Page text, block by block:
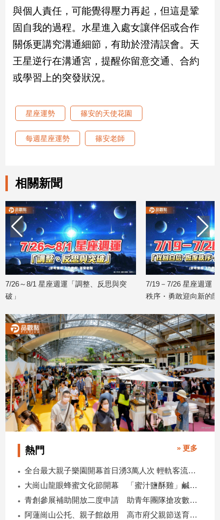
與個人責任，可能覺得壓力再起，但這是鞏
固自我的過程。水星進入處女讓伴侶或合作
關係更講究溝通細節，有助於澄清誤會。天
王星逆行在溝通宮，提醒你留意交通、合約
或學習上的突發狀況。
星座運勢 篠安的天使花園
每週星座運勢 篠安老師
相關新聞
7/26～8/1 星座週運「調整、反思與突
破」
7/19－7/26 星座週運
秩序・勇敢迎向新的
熱門 » 更多
全台最大親子樂園開幕首日湧3萬人次 輕軌客流增20倍
大崗山龍眼蜂蜜文化節開幕 「蜜汁鹽酥雞」鹹甜跨界搶話題
青創參展補助開放二度申請 助青年團隊搶攻數位轉型商機
阿蓮崗山公托、親子館啟用 高市府父親節送育兒暖禮